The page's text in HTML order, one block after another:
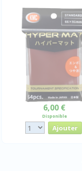
6,00 €
Disponible